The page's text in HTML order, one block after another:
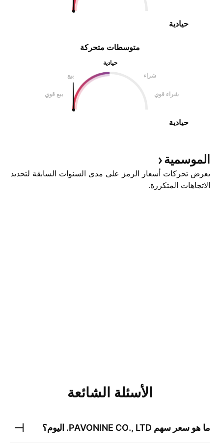
حيادية
متوسطات متحركة
حيادية
بيع
شراء
بيع قوي شراء قوي
حيادية
الموسمية
يعرض تحركات أسعار الرمز على مدى السنوات السابقة لتحديد
الاتجاهات المتكررة.
الأسئلة الشائعة
ما هو سعر سهم PAVONINE CO., LTD. اليوم؟